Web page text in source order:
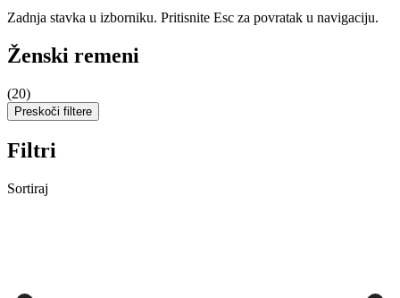
Zadnja stavka u izborniku. Pritisnite Esc za povratak u navigaciju.
Ženski remeni
(20)
Preskoči filtere
Filtri
Sortiraj